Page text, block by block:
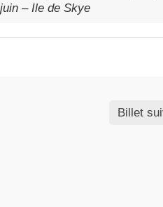
– Ile de Skye
Billet